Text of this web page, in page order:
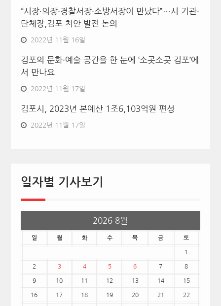
“시장·의장·경찰서장·소방서장이 만났다”…시 기관·
단체장,김포 치안 발전 논의
2022년 11월 16일
김포의 문화·예술 공간을 한 눈에 ‘소곳소곳 김포’에
서 만나요
2022년 11월 17일
김포시, 2023년 본예산 1조6,103억원 편성
2022년 11월 17일
일자별 기사보기
2026 8월
일 월 화 수 목 금 토
1
2 3 4 5 6 7 8
9 10 11 12 13 14 15
16 17 18 19 20 21 22